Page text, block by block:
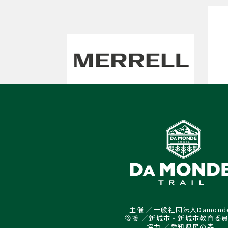
主催 ／一般社団法人
後援 ／新城市・新城市教育委